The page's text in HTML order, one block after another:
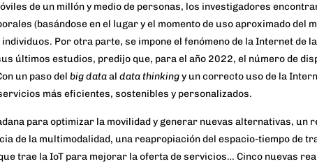
de un millón y medio de personas, los investigadores
(basándose en el lugar y el momento de uso aproximado del
individuos. Por otra parte, se impone el fenómeno de la Internet de
últimos estudios, predijo que, para el año 2022, el número de
un pasodel big dataal data thinkingy un correcto uso de la
más eficientes, sostenibles y personalizados.
para optimizar la movilidad y generar nuevas alternativas, un
de la multimodalidad, una reapropiación del espacio-tiempo de
trae la IoT para mejorar la oferta de servicios… Cinco nuevas